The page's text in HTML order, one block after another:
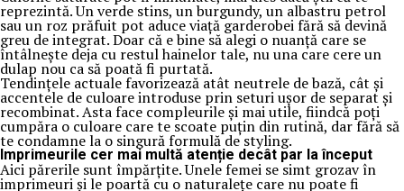
reprezintă. Un verde stins, un burgundy, un albastru petrol
sau un roz prăfuit pot aduce viață garderobei fără să devină
greu de integrat. Doar că e bine să alegi o nuanță care se
întâlnește deja cu restul hainelor tale, nu una care cere un
dulap nou ca să poată fi purtată.
Tendințele actuale favorizează atât neutrele de bază, cât și
accentele de culoare introduse prin seturi ușor de separat și
recombinat. Asta face compleurile și mai utile, fiindcă poți
cumpăra o culoare care te scoate puțin din rutină, dar fără să
te condamne la o singură formulă de styling.
Imprimeurile cer mai multă atenție decât par la început
Aici părerile sunt împărțite. Unele femei se simt grozav în
imprimeuri și le poartă cu o naturalețe care nu poate fi